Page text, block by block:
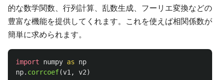
的な数学関数、行列計算、乱数生成、フーリエ変換などの
豊富な機能を提供してくれます。これを使えば相関係数が
簡単に求められます。
import numpy as
np
np. corrcoef(v1 , v2)